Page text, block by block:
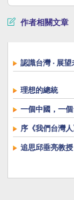
作者相關文章
認識台灣 ‧ 展望
理想的總統
一個中國，一
序《我們台灣
追思邱垂亮教授